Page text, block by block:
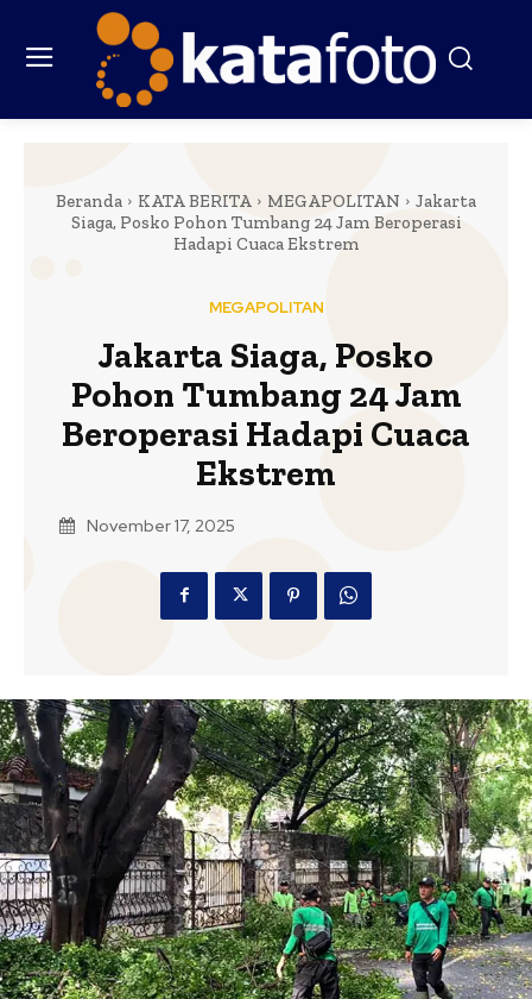
Beranda KATA BERITA MEGAPOLITAN
Jakarta
Siaga, Posko Pohon Tumbang 24 Jam Beroperasi
Hadapi Cuaca Ekstrem
MEGAPOLITAN
Jakarta Siaga, Posko
Pohon Tumbang 24 Jam
Beroperasi Hadapi Cuaca
Ekstrem
November 17, 2025